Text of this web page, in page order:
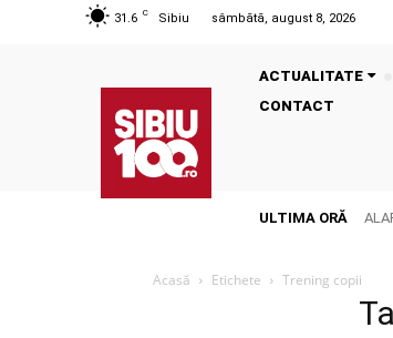
31.6 C Sibiu sâmbătă, august 8, 2026
ACTUALITATE
CONTACT
ULTIMA ORĂ
Acasă Etichete Trening copii